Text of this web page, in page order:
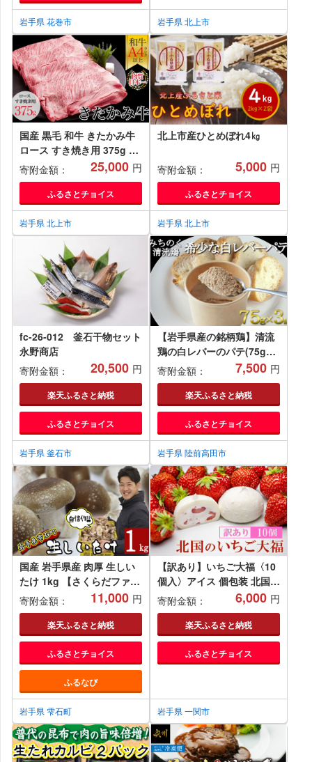
岩手県 花巻市
お歳暮 お中元 ギフト 贈答
作り置き ひき肉 ミンチ 調
理済み 長期保存 岩手県産
岩手県 個包装 オリジナル
岩手県 北上市 C0125
岩手県 北上市
国産 黒毛 和牛 きたかみ牛
ロース すき焼き用 375g S
サイズ 数量限定 A5 A4 人
気 肉 牛肉 お歳暮 忘年会 贈
答用 牛ロース 岩手県 北上
市 E0095（お肉のたかゆ
う）牛肉 牛 ロース すき焼
き
寄附金額： 25,000 円
ふるさとチョイス
岩手県 北上市
北上市産ひとめぼれ4㎏
寄附金額： 5,000 円
ふるさとチョイス
岩手県 北上市
fc-26-012 釜石干物セット
永野商店
寄附金額：
20,500 円
楽天ふるさと納税
ふるさとチョイス
岩手県 釜石市
【岩手県産の銘柄鶏】清流
鶏の白レバーのパテ(75g×3
個)
寄附金額： 7,500 円
楽天ふるさと納税
ふるさとチョイス
岩手県 陸前高田市
国産 岩手県産 肉厚 生しい
たけ 1kg 【さくらだファー
ム】 椎茸 しいたけ シイタ
ケ きのこ 茸 キノコ 野菜 や
さい １ｋｇ 1キロ １キロ
出汁 だし ダシ 旨味 鍋 なべ
煮物 煮込み 七輪 焼き物 串
焼き 素焼き ＢＢＱ BBQ 人
気 おすすめ
寄附金額： 11,000 円
楽天ふるさと納税
ふるさとチョイス
ふるなび
岩手県 雫石町
【訳あり】いちご大福〈10
個入〉アイス 個包装 北国の
いちご大福 いちご 苺 スイ
ーツ 訳あり デザート 大容
量 アイスクリーム 生クリー
ム大福 大福 和菓子 お菓子
小分け 人気 ギフト 贈答用
冷凍 ふるさと納税 岩手県
寄附金額： 6,000 円
楽天ふるさと納税
ふるさとチョイス
岩手県 一関市